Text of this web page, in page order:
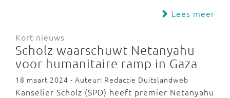
Lees meer
Kort nieuws
Scholz waarschuwt Netanyahu
voor humanitaire ramp in Gaza
18 maart 2024 - Auteur: Redactie Duitslandweb
Kanselier Scholz (SPD) heeft premier Netanyahu